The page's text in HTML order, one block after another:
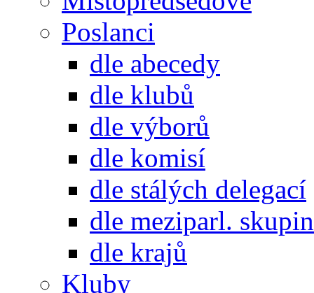
Poslanci
dle abecedy
dle klubů
dle výborů
dle komisí
dle stálých delegací
dle meziparl. skupin
dle krajů
Kluby